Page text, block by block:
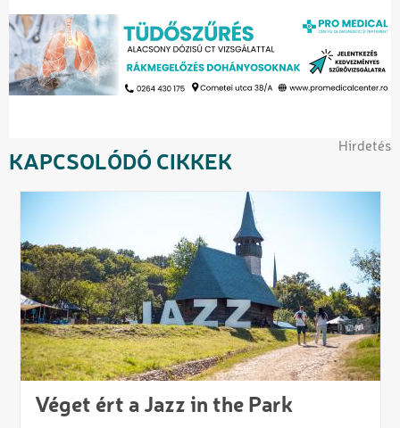
Hirdetés
KAPCSOLÓDÓ CIKKEK
Véget ért a Jazz in the Park